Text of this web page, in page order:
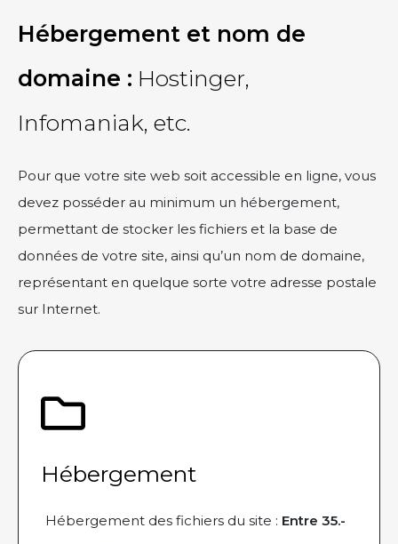
Hébergement et nom de
domaine : Hostinger,
Infomaniak, etc.
Pour que votre site web soit accessible en ligne, vous
devez posséder au minimum un hébergement,
permettant de stocker les fichiers et la base de
données de votre site, ainsi qu’un nom de domaine,
représentant en quelque sorte votre adresse postale
sur Internet.
Hébergement
Hébergement des fichiers du site : Entre 35.-